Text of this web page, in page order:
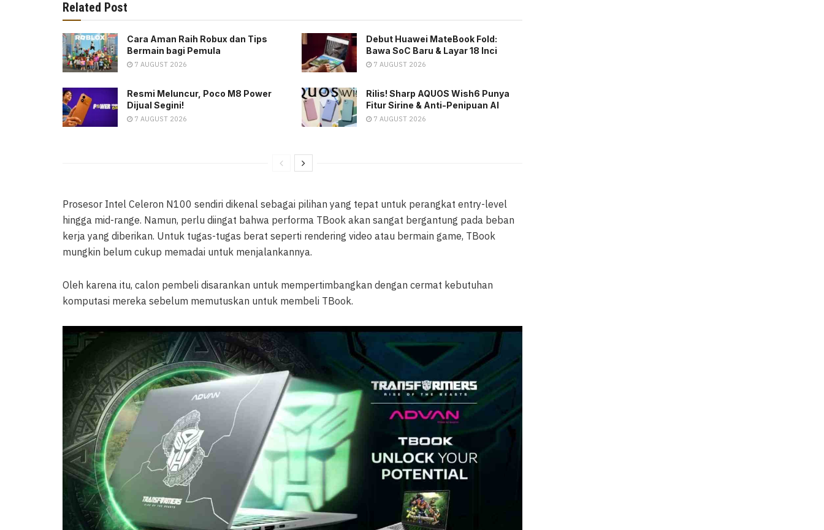
Related Post
Cara Aman Raih Robux dan Tips
Bermain bagi Pemula
7 AUGUST 2026
Debut Huawei MateBook Fold:
Bawa SoC Baru & Layar 18 Inci
7 AUGUST 2026
Resmi Meluncur, Poco M8 Power
Dijual Segini!
7 AUGUST 2026
Rilis! Sharp AQUOS Wish6 Punya
Fitur Sirine & Anti-Penipuan AI
7 AUGUST 2026
Prosesor Intel Celeron N100 sendiri dikenal sebagai pilihan yang tepat untuk perangkat entry-level
hingga mid-range. Namun, perlu diingat bahwa performa TBook akan sangat bergantung pada beban
kerja yang diberikan. Untuk tugas-tugas berat seperti rendering video atau bermain game, TBook
mungkin belum cukup memadai untuk menjalankannya.
Oleh karena itu, calon pembeli disarankan untuk mempertimbangkan dengan cermat kebutuhan
komputasi mereka sebelum memutuskan untuk membeli TBook.